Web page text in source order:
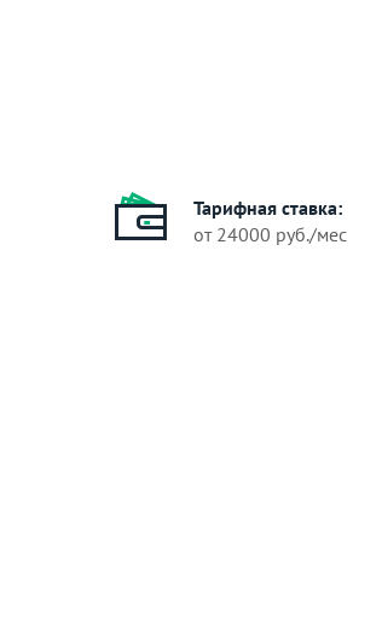
Тарифная ставка:
от 24000 руб./мес